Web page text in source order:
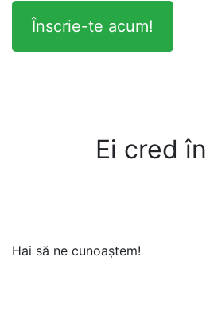
Înscrie-te acum!
Ei cred în
Hai să ne cunoaștem!